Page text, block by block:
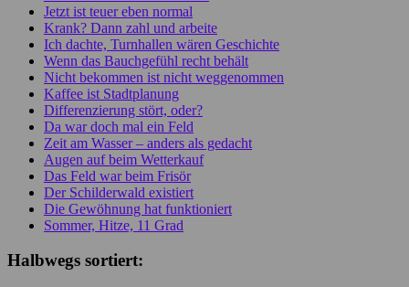
Jetzt ist teuer eben normal
Krank? Dann zahl und arbeite
Ich dachte, Turnhallen wären Geschichte
Wenn das Bauchgefühl recht behält
Nicht bekommen ist nicht weggenommen
Kaffee ist Stadtplanung
Differenzierung stört, oder?
Da war doch mal ein Feld
Zeit am Wasser – anders als gedacht
Augen auf beim Wetterkauf
Das Feld war beim Frisör
Der Schilderwald existiert
Die Gewöhnung hat funktioniert
Sommer, Hitze, 11 Grad
Halbwegs sortiert: